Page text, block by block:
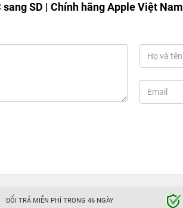
SD | Chính hãng Apple Việt Nam
ĐỔI TRẢ MIỄN PHÍ TRONG 46 NGÀY